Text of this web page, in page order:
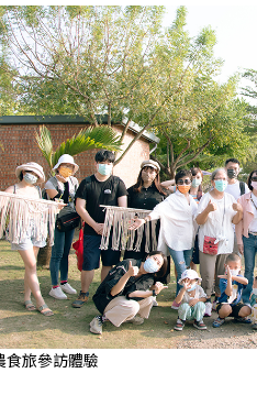
食旅參訪體驗